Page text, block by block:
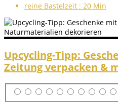
reine Bastelzeit : 20 Min
Upcycling-Tipp:
Zeitung verpacken &